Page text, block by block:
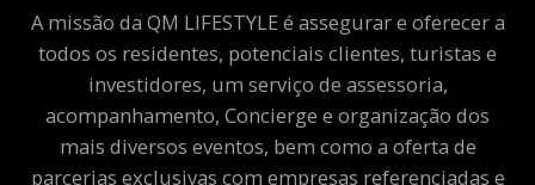
A missão da QM LIFESTYLE é assegurar e oferecer a
todos os residentes, potenciais clientes, turistas e
investidores, um serviço de assessoria,
acompanhamento, Concierge e organização dos
mais diversos eventos, bem como a oferta de
parcerias exclusivas com empresas referenciadas e